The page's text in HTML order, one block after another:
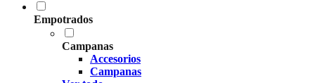
Empotrados
Campanas
Accesorios
Campanas